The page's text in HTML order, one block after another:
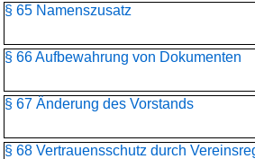
§ 65 Namenszusatz
§ 66 Aufbewahrung von Dokumenten
§ 67 Änderung des Vorstands
§ 68 Vertrauensschutz durch